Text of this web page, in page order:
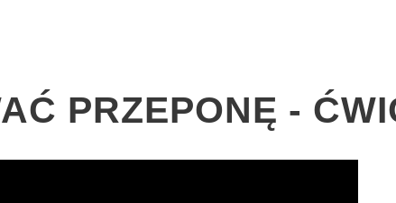
PRZEPONĘ -